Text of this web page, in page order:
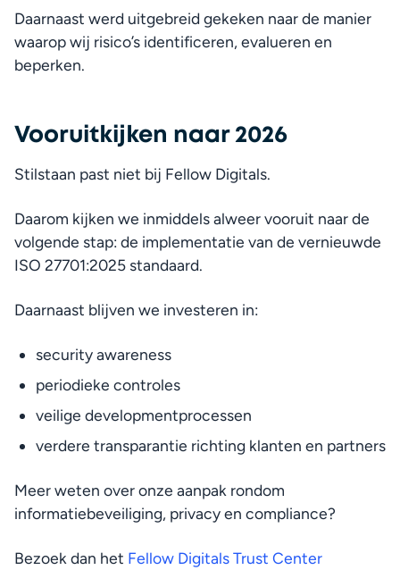
Daarnaast werd uitgebreid gekeken naar de manier
waarop wij risico’s identificeren, evalueren en
beperken.
Vooruitkijken naar 2026
Stilstaan past niet bij Fellow Digitals.
Daarom kijken we inmiddels alweer vooruit naar de
volgende stap: de implementatie van de vernieuwde
ISO 27701:2025 standaard.
Daarnaast blijven we investeren in:
security awareness
periodieke controles
veilige developmentprocessen
verdere transparantie richting klanten en partners
Meer weten over onze aanpak rondom
informatiebeveiliging, privacy en compliance?
Bezoek dan het Fellow Digitals Trust Center